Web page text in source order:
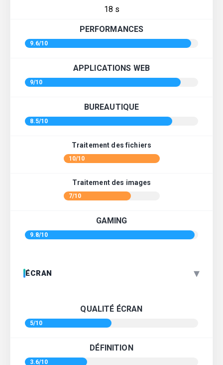
18 s
PERFORMANCES
9.6/10
APPLICATIONS WEB
9/10
BUREAUTIQUE
8.5/10
Traitement des fichiers
10/10
Traitement des images
7/10
GAMING
9.8/10
ÉCRAN ▾
QUALITÉ ÉCRAN
5/10
DÉFINITION
3.6/10